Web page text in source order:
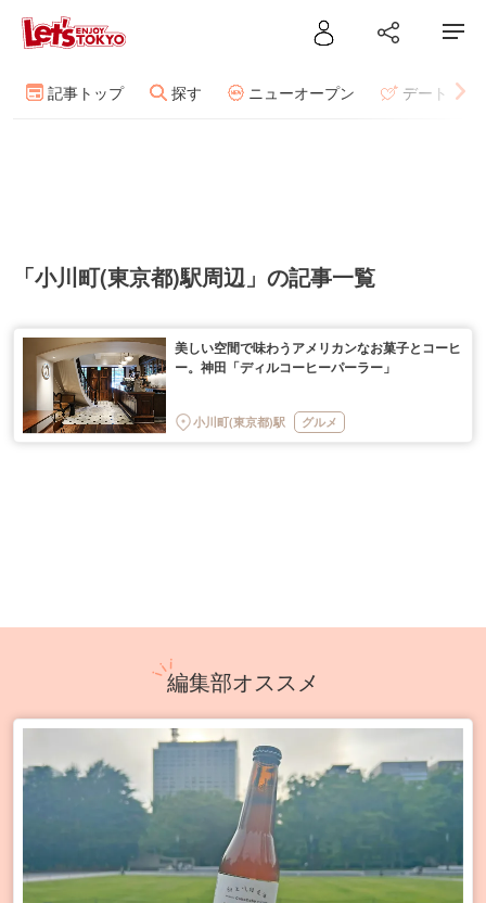
記事トップ 探す ニューオープン デート
「小川町(東京都)駅周辺」の記事一覧
美しい空間で味わうアメリカンなお菓子とコーヒ
ー。神田「ディルコーヒーパーラー」
小川町(東京都)駅 グルメ
編集部オススメ